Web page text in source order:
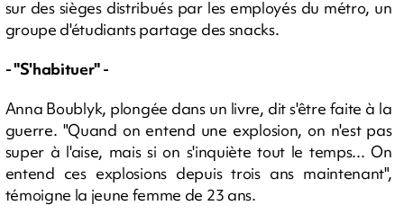
sur des sièges distribués par les employés du métro, un
groupe d'étudiants partage des snacks.
- "S'habituer" -
Anna Boublyk, plongée dans un livre, dit s'être faite à la
guerre. "Quand on entend une explosion, on n'est pas
super à l'aise, mais si on s'inquiète tout le temps... On
entend ces explosions depuis trois ans maintenant",
témoigne la jeune femme de 23 ans.